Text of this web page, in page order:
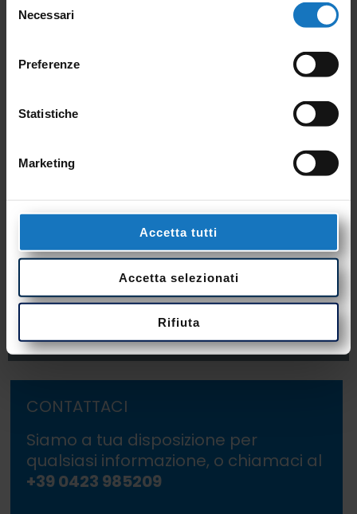
delNecessari
Preferenze
Statistiche
Marketing
Accetta tutti
Accetta selezionati
Rifiuta
manto stradale - TC
CONTATTACI
Siamo a tua disposizione per
qualsiasi informazione, o chiamaci al
+39 0423 985209